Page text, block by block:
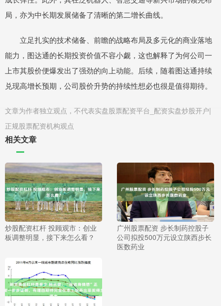
局，亦为中长期发展储备了清晰的第二增长曲线。
立足扎实的技术储备、前瞻的战略布局及多元化的商业落地
能力，图达通的长期投资价值不容小觑，这也解释了为何公司一
上市其股价便爆发出了强劲的向上动能。后续，随着图达通持续
兑现高增长预期，公司股价升势的持续性想必也很是值得期待。
文章为作者独立观点，不代表实盘股票配资平台_配资实盘炒股开户|
正规股票配资机构观点
相关文章
炒股配资杠杆 投顾观市：创业
板调整明显，接下来怎么看？
广州股票配资 步长制药控股子
公司拟投500万元设立陕西步长
医数药业